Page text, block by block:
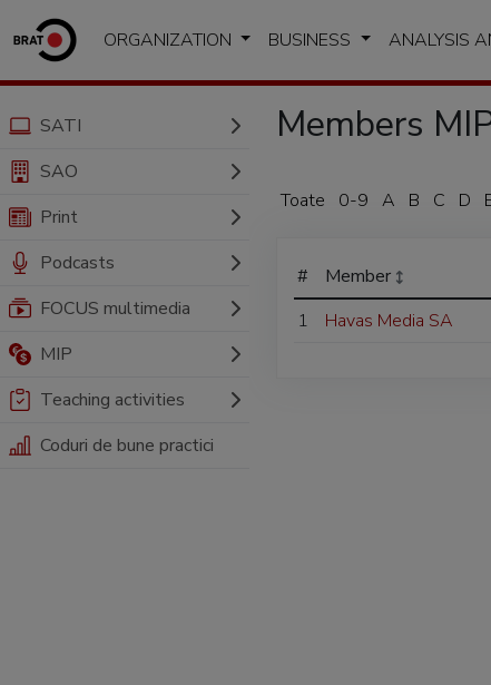
ORGANIZATION BUSINESS ANALYSIS
SATI
SAO
Print
Podcasts
FOCUS multimedia
MIP
Teaching activities
Coduri de bune practici
Members
Toate 0-9 A B C D
# Member
1
Havas Media SA